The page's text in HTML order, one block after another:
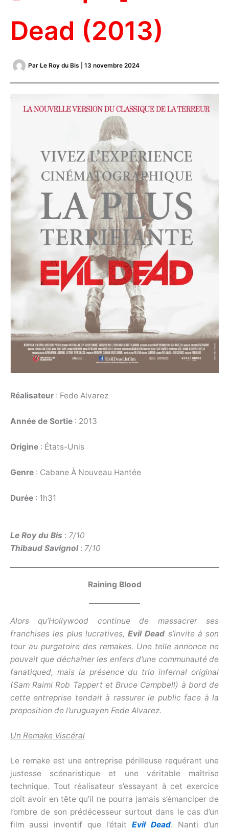
Dead (2013)
Par Le Roy du Bis 13 novembre 2024
Réalisateur : Fede Alvarez
Année de Sortie : 2013
Origine : États-Unis
Genre : Cabane À Nouveau Hantée
Durée : 1h31
Le Roy du Bis : 7/10
Thibaud Savignol: 7/10
Raining Blood
Alors qu’Hollywood continue de massacrer ses
franchises les plus lucratives, Evil Dead s’invite à son
tour au purgatoire des remakes. Une telle annonce ne
pouvait que déchaîner les enfers d’une communauté de
fanatiqued, mais la présence du trio infernal original
(Sam Raimi Rob Tappert et Bruce Campbell) à bord de
cette entreprise tendait à rassurer le public face à la
proposition de l’uruguayen Fede Alvarez.
Un Remake Viscéral
Le remake est une entreprise périlleuse requérant une
justesse scénaristique et une véritable maîtrise
technique. Tout réalisateur s’essayant à cet exercice
doit avoir en tête qu’il ne pourra jamais s’émanciper de
l’ombre de son prédécesseur surtout dans le cas d’un
film aussi inventif que l’était Evil Dead. Nanti d’un